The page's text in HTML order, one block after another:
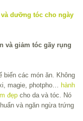
và giảm tóc gãy rụng
biến các món ăn. Không
magie, photpho… hành
đẹp cho da và tóc. Nó
và ngăn ngừa trứng